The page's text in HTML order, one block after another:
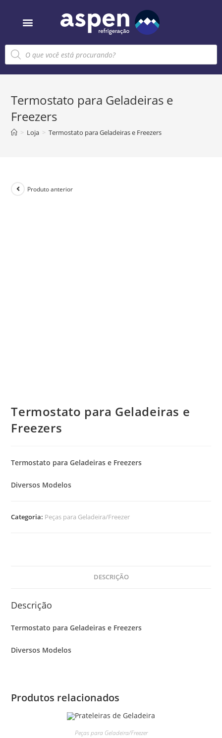
Termostato para Geladeiras e
Freezers
> Loja > Termostato para Geladeiras e Freezers
Produto anterior
Termostato para Geladeiras e
Freezers
Termostato para Geladeiras e Freezers
Diversos Modelos
Categoria: Peças para Geladeira/Freezer
DESCRIÇÃO
Descrição
Termostato para Geladeiras e Freezers
Diversos Modelos
Produtos relacionados
Peças para Geladeira/Freezer